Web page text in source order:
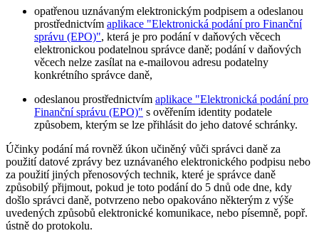
opatřenou uznávaným elektronickým podpisem a odeslanou
prostřednictvím aplikace "Elektronická podání pro Finanční
správu (EPO)", která je pro podání v daňových věcech
elektronickou podatelnou správce daně; podání v daňových
věcech nelze zasílat na e-mailovou adresu podatelny
konkrétního správce daně,
odeslanou prostřednictvím aplikace "Elektronická podání pro
Finanční správu (EPO)" s ověřením identity podatele
způsobem, kterým se lze přihlásit do jeho datové schránky.
Účinky podání má rovněž úkon učiněný vůči správci daně za
použití datové zprávy bez uznávaného elektronického podpisu nebo
za použití jiných přenosových technik, které je správce daně
způsobilý přijmout, pokud je toto podání do 5 dnů ode dne, kdy
došlo správci daně, potvrzeno nebo opakováno některým z výše
uvedených způsobů elektronické komunikace, nebo písemně, popř.
ústně do protokolu.